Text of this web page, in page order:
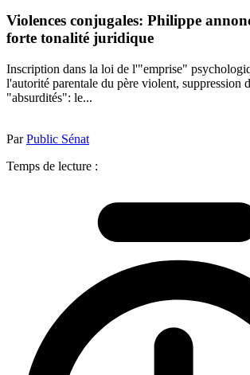
Violences conjugales: Philippe
forte tonalité juridique
Inscription dans la loi de l'"emprise"
l'autorité parentale du père violent, suppression
"absurdités": le...
ParPublic Sénat
Temps de lecture :